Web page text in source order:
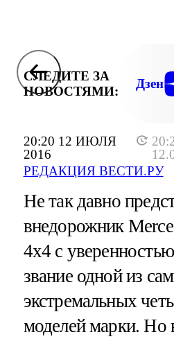
20:20 12 ИЮЛЯ
2016
РЕДАКЦИЯ ВЕСТИ.РУ
СЛЕДИТЕ ЗА
НОВОСТЯМИ:
Дзен
Не так давно
внедорожник
4х4 с
звание одной из
экстремальных
моделей марки. Но